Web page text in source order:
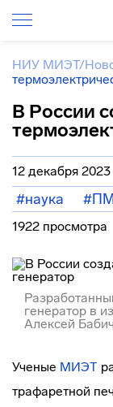
НИУ МИЭТ/
В России
12 декабря 2023
#наука
1922 просмотра
генератор в
Алексей Бабич
Ученые МИЭТ
трафаретной